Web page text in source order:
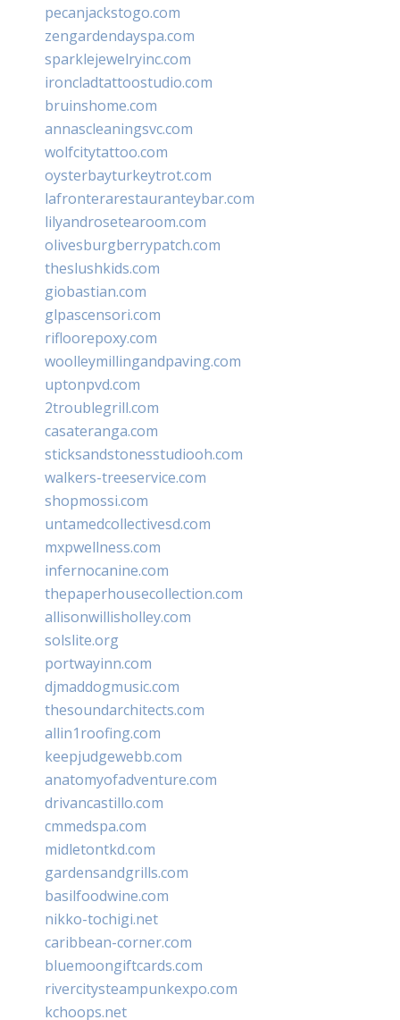
pecanjackstogo.com
zengardendayspa.com
sparklejewelryinc.com
ironcladtattoostudio.com
bruinshome.com
annascleaningsvc.com
wolfcitytattoo.com
oysterbayturkeytrot.com
lafronterarestauranteybar.com
lilyandrosetearoom.com
olivesburgberrypatch.com
theslushkids.com
giobastian.com
glpascensori.com
rifloorepoxy.com
woolleymillingandpaving.com
uptonpvd.com
2troublegrill.com
casateranga.com
sticksandstonesstudiooh.com
walkers-treeservice.com
shopmossi.com
untamedcollectivesd.com
mxpwellness.com
infernocanine.com
thepaperhousecollection.com
allisonwillisholley.com
solslite.org
portwayinn.com
djmaddogmusic.com
thesoundarchitects.com
allin1roofing.com
keepjudgewebb.com
anatomyofadventure.com
drivancastillo.com
cmmedspa.com
midletontkd.com
gardensandgrills.com
basilfoodwine.com
nikko-tochigi.net
caribbean-corner.com
bluemoongiftcards.com
rivercitysteampunkexpo.com
kchoops.net